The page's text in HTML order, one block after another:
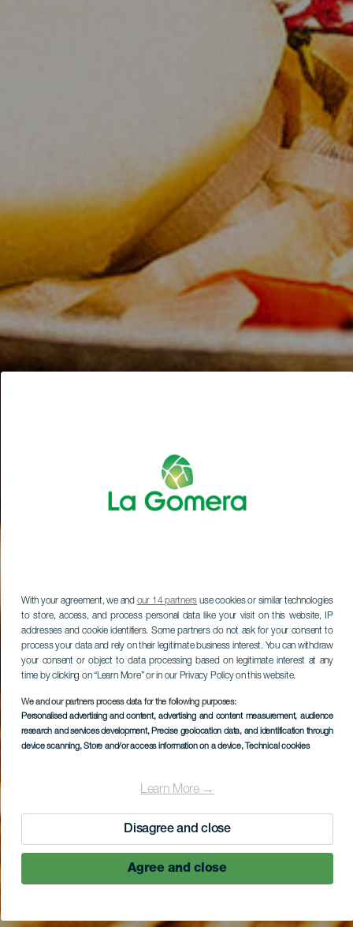
With your agreement, we and our 14 partners use cookies or similar technologies
to store, access, and process personal data like your visit on this website, IP
addresses and cookie identifiers. Some partners do not ask for your consent to
process your data and rely on their legitimate business interest. You can withdraw
your consent or object to data processing based on legitimate interest at any
time by clicking on “Learn More” or in our Privacy Policy on this website.
We and our partners process data for the following purposes:
Personalised advertising and content, advertising and content measurement, audience
research and services development, Precise geolocation data, and identification through
device scanning, Store and/or access information on a device, Technical cookies
Learn More →
Disagree and close
Agree and close